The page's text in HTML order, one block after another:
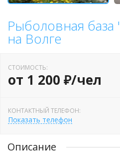
Рыболовная
на Волге
СТОИМОСТЬ:
от 1 200 ₽/чел
КОНТАКТНЫЙ ТЕЛЕФОН:
Показать телефон
Описание